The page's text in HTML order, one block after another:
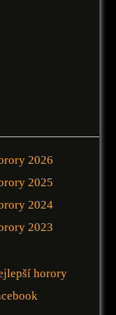
2026
2025
2024
2023
horory